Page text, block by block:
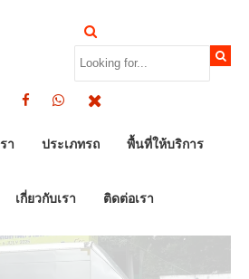
า ประเภทรถ พื้นที่ให้บริการ
เกี่ยวกับเรา ติดต่อเรา